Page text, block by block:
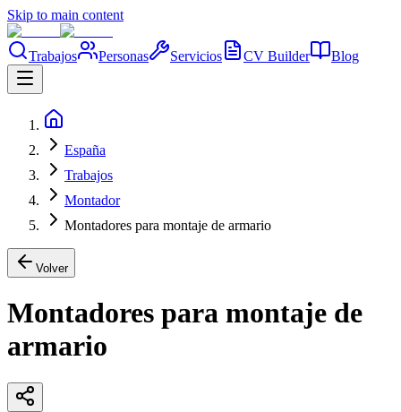
Skip to main content
Trabajos Personas Servicios CV Builder Blog
España
Trabajos
Montador
Montadores para montaje de armario
Volver
Montadores para montaje de
armario